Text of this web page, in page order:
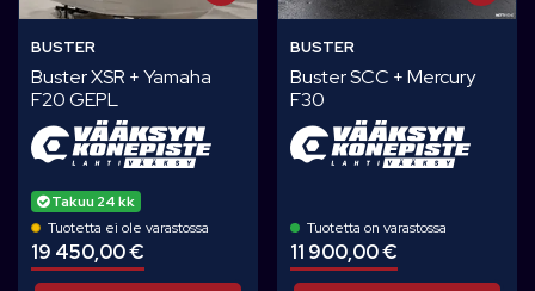
BUSTER
Buster XSR + Yamaha
F20 GEPL
Takuu 24 kk
Tuotetta ei ole varastossa
19 450,00 €
BUSTER
Buster SCC + Mercury
F30
Tuotetta on varastossa
11 900,00 €